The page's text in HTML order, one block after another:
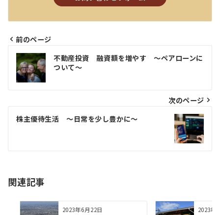
投
稿
ナ
ビ
ゲ
シ
ン
前のページ
不動産投資 融資額を増やす ～ペアローンに
ついて～
次のページ
株主優待生活 ～日常を少し豊かに～
関連記事
2023年6月22日 2023年